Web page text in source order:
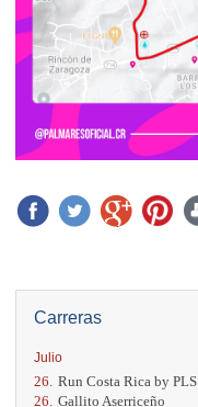
Carreras
Julio
26. Run Costa Rica by PLS
26. Gallito Aserriceño